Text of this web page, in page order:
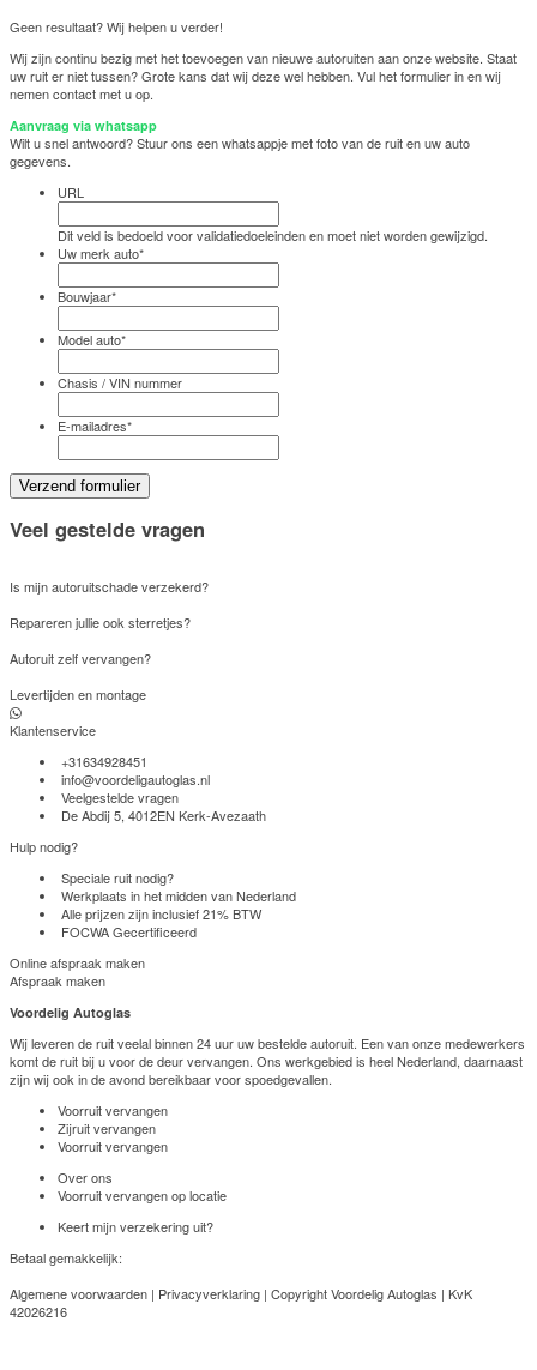
Geen resultaat? Wij helpen u verder!
Wij zijn continu bezig met het toevoegen van nieuwe autoruiten aan onze website. Staat
uw ruit er niet tussen? Grote kans dat wij deze wel hebben. Vul het formulier in en wij
nemen contact met u op.
Aanvraag via whatsapp
Wilt u snel antwoord? Stuur ons een whatsappje met foto van de ruit en uw auto
gegevens.
URL
Dit veld is bedoeld voor validatiedoeleinden en moet niet worden gewijzigd.
Uw merk auto*
Bouwjaar*
Model auto*
Chasis / VIN nummer
E-mailadres*
Veel gestelde vragen
Is mijn autoruitschade verzekerd?
Repareren jullie ook sterretjes?
Autoruit zelf vervangen?
Levertijden en montage
Klantenservice
+31634928451
info@voordeligautoglas.nl
Veelgestelde vragen
De Abdij 5, 4012EN Kerk-Avezaath
Hulp nodig?
Speciale ruit nodig?
Werkplaats in het midden van Nederland
Alle prijzen zijn inclusief 21% BTW
FOCWA Gecertificeerd
Online afspraak maken
Afspraak maken
Voordelig Autoglas
Wij leveren de ruit veelal binnen 24 uur uw bestelde autoruit. Een van onze medewerkers
komt de ruit bij u voor de deur vervangen. Ons werkgebied is heel Nederland, daarnaast
zijn wij ook in de avond bereikbaar voor spoedgevallen.
Voorruit vervangen
Zijruit vervangen
Voorruit vervangen
Over ons
Voorruit vervangen op locatie
Keert mijn verzekering uit?
Betaal gemakkelijk:
Algemene voorwaarden | Privacyverklaring | Copyright Voordelig Autoglas | KvK
42026216